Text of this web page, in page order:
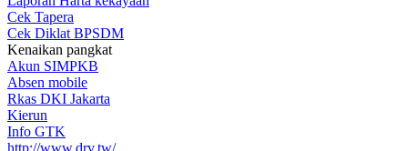
Cek Tapera
Cek Diklat BPSDM
Kenaikan pangkat
Akun SIMPKB
Absen mobile
Rkas DKI Jakarta
Kierun
Info GTK
http://www.drv.tw/